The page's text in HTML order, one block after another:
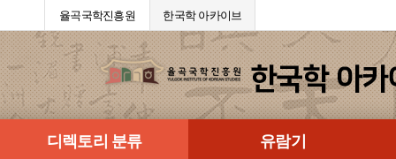
율곡국학진흥원 한국학 아카이브
디렉토리 분류 유람기